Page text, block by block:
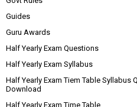
Guides
Guru Awards
Half Yearly Exam Questions
Half Yearly Exam Syllabus
Half Yearly Exam Tiem Table Syllabus
Download
Half Yearly Exam Time Table